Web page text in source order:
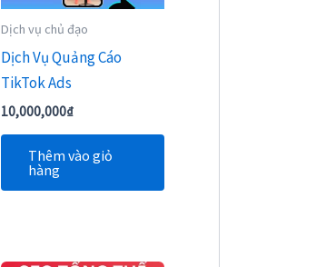
Dịch vụ chủ đạo
Dịch Vụ Quảng Cáo
TikTok Ads
10,000,000₫
Thêm vào giỏ
hàng